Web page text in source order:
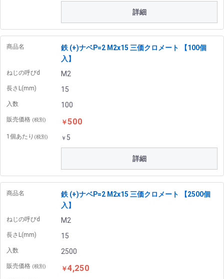
詳細
商品名
鉄 (+)ナベP=2 M2x15 三価クロメート 【100個
入】
ねじの呼びd M2
長さL(mm) 15
入数 100
販売価格 (税別) ￥500
1個あたり (税別) ￥ 5
詳細
商品名
鉄 (+)ナベP=2 M2x15 三価クロメート 【2500個
入】
ねじの呼びd M2
長さL(mm) 15
入数 2500
販売価格 (税別) ￥4,250